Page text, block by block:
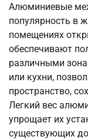
Алюминиевые
популярность в
помещениях
обеспечивают
различными
или кухни,
пространство,
Легкий вес
упрощает их
существующих